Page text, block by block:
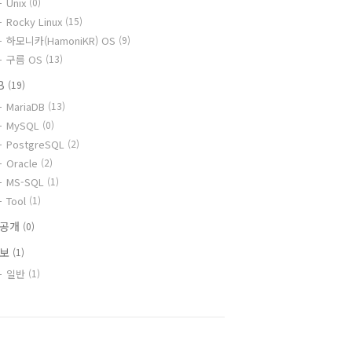
Rocky Linux (15)
하모니카(HamoniKR) OS (9)
구름 OS (13)
(19)
MariaDB (13)
MySQL (0)
PostgreSQL (2)
Oracle (2)
MS-SQL (1)
Tool (1)
개 (0)
(1)
일반 (1)